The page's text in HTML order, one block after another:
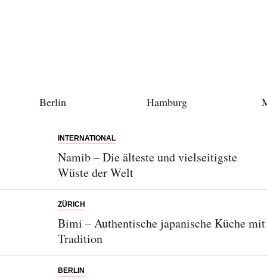
Berlin Hamburg
INTERNATIONAL
Namib – Die älteste und vielseitigste
Wüste der Welt
ZÜRICH
Bimi – Authentische japanische Küche mit
Tradition
BERLIN